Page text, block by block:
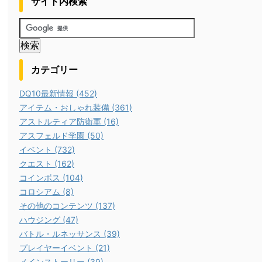
カテゴリー
DQ10最新情報 (452)
アイテム・おしゃれ装備 (361)
アストルティア防衛軍 (16)
アスフェルド学園 (50)
イベント (732)
クエスト (162)
コインボス (104)
コロシアム (8)
その他のコンテンツ (137)
ハウジング (47)
バトル・ルネッサンス (39)
プレイヤーイベント (21)